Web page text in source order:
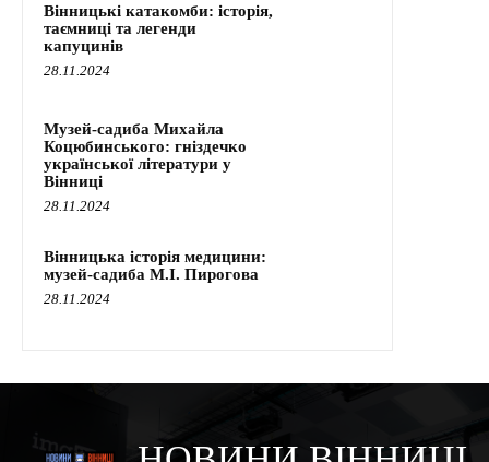
Вінницькі катакомби: історія,
таємниці та легенди
капуцинів
28.11.2024
Музей-садиба Михайла
Коцюбинського: гніздечко
української літератури у
Вінниці
28.11.2024
Вінницька історія медицини:
музей-садиба М.І. Пирогова
28.11.2024